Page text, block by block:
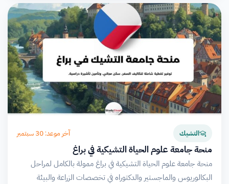
التشيك آخر موعد: 30 سبتمبر
منحة جامعة علوم الحياة التشيكية في براغ
منحة جامعة علوم الحياة التشيكية في براغ ممولة بالكامل لمراحل
البكالوريوس والماجستير والدكتوراه في تخصصات الزراعة والبيئة